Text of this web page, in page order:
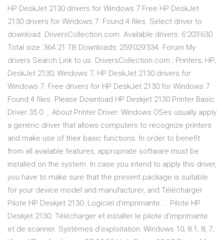
HP DeskJet 2130 drivers for Windows 7 Free HP DeskJet
2130 drivers for Windows 7. Found 4 files. Select driver to
download. DriversCollection.com. Available drivers: 6'203'630
Total size: 364.21 TB Downloads: 259'029'534. Forum My
drivers Search Link to us. DriversCollection.com ; Printers; HP;
DeskJet 2130; Windows 7; HP DeskJet 2130 drivers for
Windows 7. Free drivers for HP DeskJet 2130 for Windows 7.
Found 4 files. Please Download HP Deskjet 2130 Printer Basic
Driver 35.0 … About Printer Driver: Windows OSes usually apply
a generic driver that allows computers to recognize printers
and make use of their basic functions. In order to benefit
from all available features, appropriate software must be
installed on the system. In case you intend to apply this driver,
you have to make sure that the present package is suitable
for your device model and manufacturer, and Télécharger
Pilote HP Deskjet 2130. Logiciel d’imprimante ... Pilote HP
Deskjet 2130. Télécharger et installer le pilote d’imprimante
et de scanner. Systèmes d’exploitation: Windows 10, 8.1, 8, 7,